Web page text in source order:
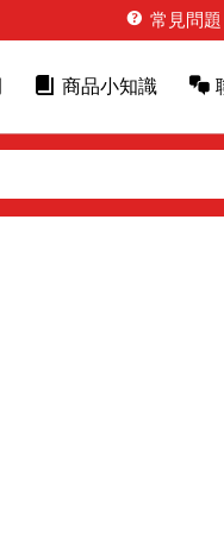
常見問題
商品小知識